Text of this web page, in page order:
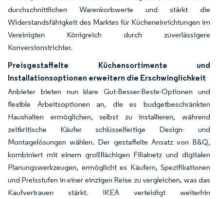
durchschnittlichen Warenkorbwerte und stärkt die
Widerstandsfähigkeit des Marktes für Kücheneinrichtungen im
Vereinigten Königreich durch zuverlässigere
Konversionstrichter.
Preisgestaffelte Küchensortimente und
Installationsoptionen erweitern die Erschwinglichkeit
Anbieter bieten nun klare Gut-Besser-Beste-Optionen und
flexible Arbeitsoptionen an, die es budgetbeschränkten
Haushalten ermöglichen, selbst zu installieren, während
zeitkritische Käufer schlüsselfertige Design- und
Montagelösungen wählen. Der gestaffelte Ansatz von B&Q,
kombiniert mit einem großflächigen Filialnetz und digitalen
Planungswerkzeugen, ermöglicht es Käufern, Spezifikationen
und Preisstufen in einer einzigen Reise zu vergleichen, was das
Kaufvertrauen stärkt. IKEA verteidigt weiterhin